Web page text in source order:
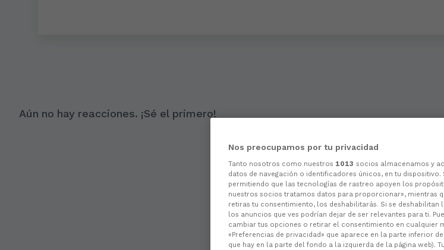
Aún no hay reacciones. ¡Sé el primero!
Nos preocupamos por tu privacidad
Tanto nosotros como nuestros 1013 socios almacenamos y
datos de navegación o identificadores únicos, en tu
permitiendo que las tecnologías de rastreo apoyen los
nuestros socios tratamos datos para proporcionar», mientras
retiras tu consentimiento, los deshabilitarás. Si se
los anuncios que ves podrían dejar de ser relevantes para ti.
cambiar tus opciones o retirar el consentimiento en cualquier
«Preferencias de privacidad» que aparece en la parte inferior
que hay en la parte del fondo a la izquierda de la página web).